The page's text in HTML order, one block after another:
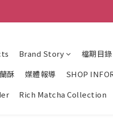
Brand Story 檔期目錄
酥 媒體報導 SHOP
Rich Matcha Collection